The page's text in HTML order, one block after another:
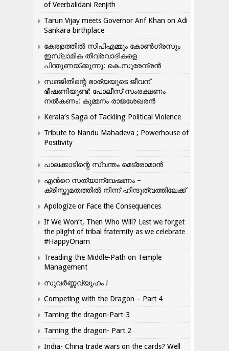
of Veerbalidani Renjith
Tarun Vijay meets Governor Arif Khan on Adi
Sankara birthplace
കേരളത്തിൽ സിപിഎമ്മും കോൺ​ഗ്രസും
ഇസ്ലാമിക തീവ്രവാദികളെ
പിന്തുണയ്ക്കുന്നു: കെ.സുരേന്ദ്രൻ
സഞ്ജിതിന്റെ ഭാര്യയുടെ ജീവന്
ഭീഷണിയുണ്ട്: പോലീസ് സംരക്ഷണം
നൽകണം: കുമ്മനം രാജശേഖരൻ
Kerala’s Saga of Tackling Political Violence
Tribute to Nandu Mahadeva ; Powerhouse of
Positivity
പാലക്കാടിന്റെ സ്വന്തം മെട്രോമാൻ
എന്‍റെ സത്യാന്വേഷണം –
ക്രിസ്തുമതത്തില്‍ നിന്ന് ഹിന്ദുത്വത്തിലേക്ക്
Apologize or Face the Consequences
If We Won’t, Then Who Will? Lest we forget
the plight of tribal fraternity as we celebrate
#HappyOnam
Treading the Middle-Path on Temple
Management
സുവർണ്ണവ്യൂഹം !
Competing with the Dragon – Part 4
Taming the dragon-Part-3
Taming the dragon- Part 2
India- China trade wars on the cards? Well